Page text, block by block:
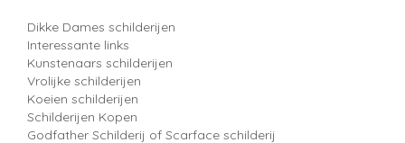
Dikke Dames schilderijen
Interessante links
Kunstenaars schilderijen
Vrolijke schilderijen
Koeien schilderijen
Schilderijen Kopen
Godfather Schilderij of Scarface schilderij